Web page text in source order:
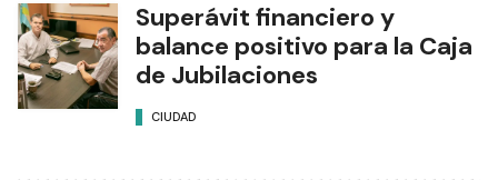
Superávit financiero y
balance positivo para la Caja
de Jubilaciones
CIUDAD